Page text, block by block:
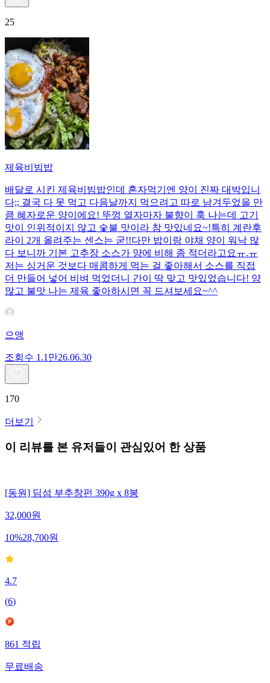
25
제육비빔밥
배달로 시킨 제육비빔밥인데 혼자먹기엔 양이 진짜 대박입니
다;; 결국 다 못 먹고 다음날까지 먹으려고 따로 남겨두었을 만
큼 혜자로운 양이에요! 뚜껑 열자마자 불향이 훅 나는데 고기
맛이 인위적이지 않고 숯불 맛이라 참 맛있네요~!특히 계란후
라이 2개 올려주는 센스는 굳!! ​다만 밥이랑 야채 양이 워낙 많
다 보니까 기본 고추장 소스가 양에 비해 좀 적더라고요ㅠ.ㅠ
저는 싱거운 것보다 매콤하게 먹는 걸 좋아해서 소스를 직접
더 만들어 넣어 비벼 먹었더니 간이 딱 맞고 맛있었습니다! 양
많고 불맛 나는 제육 좋아하시면 꼭 드셔보세요~^^
으앵
조회수 1.1만26.06.30
170
더보기
이 리뷰를 본 유저들이 관심있어 한 상품
[동원] 딤섬 부추창펀 390g x 8봉
32,000원
10%28,700원
4.7
(6)
861 적립
무료배송